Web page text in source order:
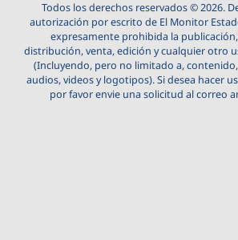
Todos los derechos reservados © 2026.
autorización por escrito de El Monitor
expresamente prohibida la
distribución, venta, edición y cualquier otro
(Incluyendo, pero no limitado a,
audios, videos y logotipos). Si desea hacer
por favor envie una solicitud al correo